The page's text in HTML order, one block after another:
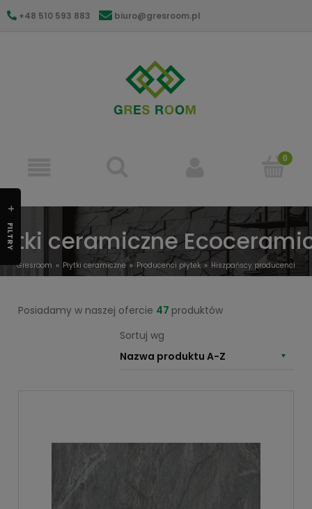
+48 510 593 883 biuro@gresroom.pl
Gresroom Płytki ceramiczne Producenci płytek
Hiszpańscy producenci
ceramiczne
Posiadamy w naszej ofercie 47 produktów
Sortuj wg
Nazwa produktu A-Z
FILTRY